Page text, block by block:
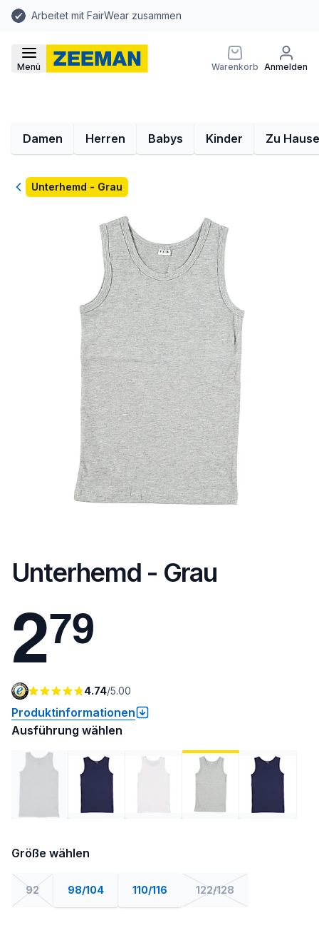
Arbeitet mit FairWear zusammen
Menü Warenkorb Anmelden
Damen Herren Babys Kinder Zu Hause
ZurückUnterhemd - Grau
Unterhemd - Grau
279
4.74/5.00
Produktinformationen
Ausführung wählen
Größe wählen
92 98/104 110/116 122/128